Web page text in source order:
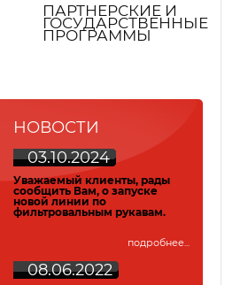
ПАРТНЕРСКИЕ И
ГОСУДАРСТВЕННЫЕ
ПРОГРАММЫ
НОВОСТИ
03.10.2024
Уважаемый клиенты, рады
сообщить Вам, о запуске
новой линии по
фильтровальным рукавам.
подробнее...
08.06.2022